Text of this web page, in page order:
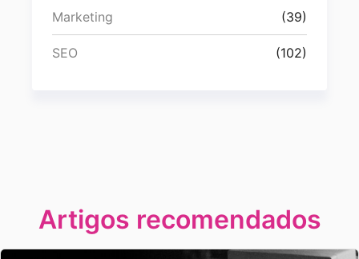
Marketing (39)
SEO (102)
Artigos recomendados